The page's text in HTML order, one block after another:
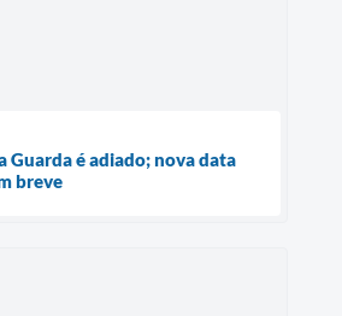
Guarda é adiado; nova data
breve